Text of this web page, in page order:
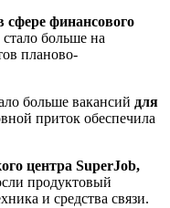
сфере финансового
больше на
планово-
больше вакансий для
приток обеспечила
центра SuperJob,
продуктовый
и средства связи.